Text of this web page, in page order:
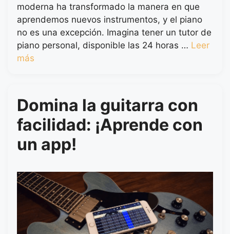
moderna ha transformado la manera en que
aprendemos nuevos instrumentos, y el piano
no es una excepción. Imagina tener un tutor de
piano personal, disponible las 24 horas … Leer
más
Domina la guitarra con
facilidad: ¡Aprende con
un app!